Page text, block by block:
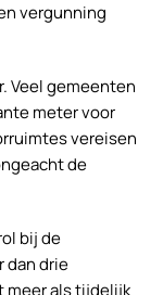
vergunning
Veel gemeenten
meter voor
vereisen
de
bij de
dan drie
meer als tijdelijk